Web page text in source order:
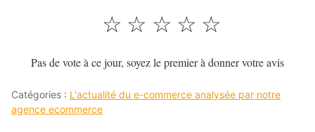
☆
☆
☆
☆
☆
Pas de vote à ce jour, soyez le premier à donner votre avis
Catégories : L'actualité du e-commerce analysée par notre
agence ecommerce